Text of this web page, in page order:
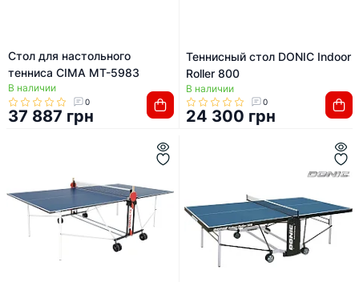
Стол для настольного
тенниса CIMA MT-5983
В наличии
0
37 887 грн
Теннисный стол DONIC Indoor
Roller 800
В наличии
0
24 300 грн